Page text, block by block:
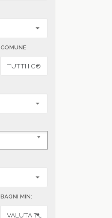
COMUNE
BAGNI MIN: